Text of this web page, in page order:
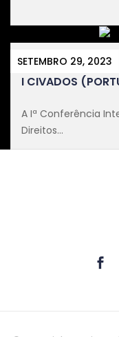
SETEMBRO 29, 2023
I CIVADOS
A Iª Conferência
Direitos...